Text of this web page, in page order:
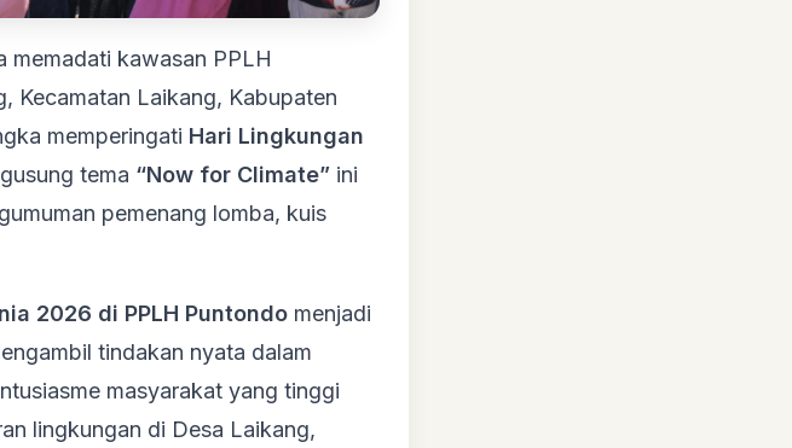
memadati kawasan PPLH
Kecamatan Laikang, Kabupaten
memperingati Hari Lingkungan
tema “Now for Climate” ini
pemenang lomba, kuis
2026 di PPLH Puntondo menjadi
tindakan nyata dalam
masyarakat yang tinggi
lingkungan di Desa Laikang,